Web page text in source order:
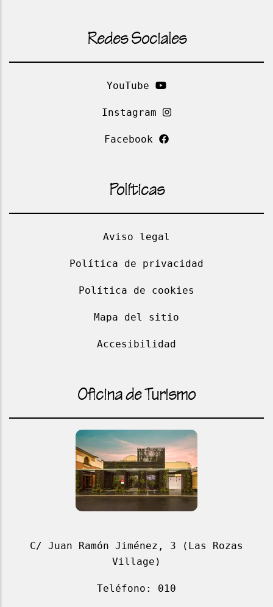
Redes Sociales
YouTube
Instagram
Facebook
Políticas
Aviso legal
Política de privacidad
Política de cookies
Mapa del sitio
Accesibilidad
Oficina de Turismo
C/ Juan Ramón Jiménez, 3 (Las Rozas
Village)
Teléfono: 010